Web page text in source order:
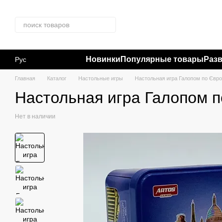
Рус Новинки Популярные товары
Главная Каталог Настольные игры Настольная игра Галопом по
Настольная игра Галопом
Нет в наличии